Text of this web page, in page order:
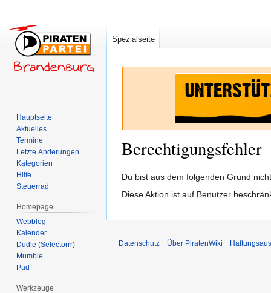
Berechtigungsfehler
Zur
Navigation
Zur
Suche
Du bist aus dem folgenden Grund
Diese Aktion ist auf Benutzer
Spezialseite
Hauptseite
Aktuelles
Termine
Letzte Änderungen
Kategorien
Hilfe
Steuerrad
Homepage
Webblog
Kalender
Dudle (Selectorrr)
Mumble
Pad
Werkzeuge
Datenschutz Über PiratenWiki